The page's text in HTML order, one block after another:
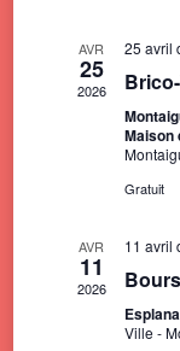
AVR
25
2026
25 avril
Maison
Gratuit
AVR
11
2026
11 avril
Ville -